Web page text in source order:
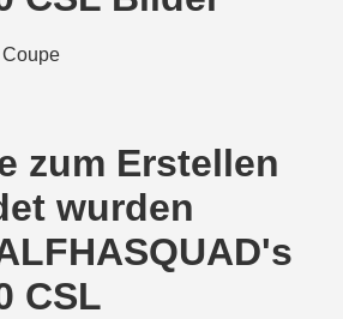
zum Erstellen
wurden
CSL